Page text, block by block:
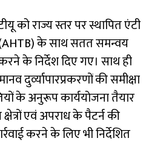
को राज्य स्तर पर स्थापित एंटी
(AHTB) के साथ सतत समन्वय
के निर्देश दिए गए। साथ ही
दुर्व्‍यापारप्रकरणों की समीक्षा
के अनुरूप कार्ययोजना तैयार
एवं अपराध के पैटर्न की
करने के लिए भी निर्देशित